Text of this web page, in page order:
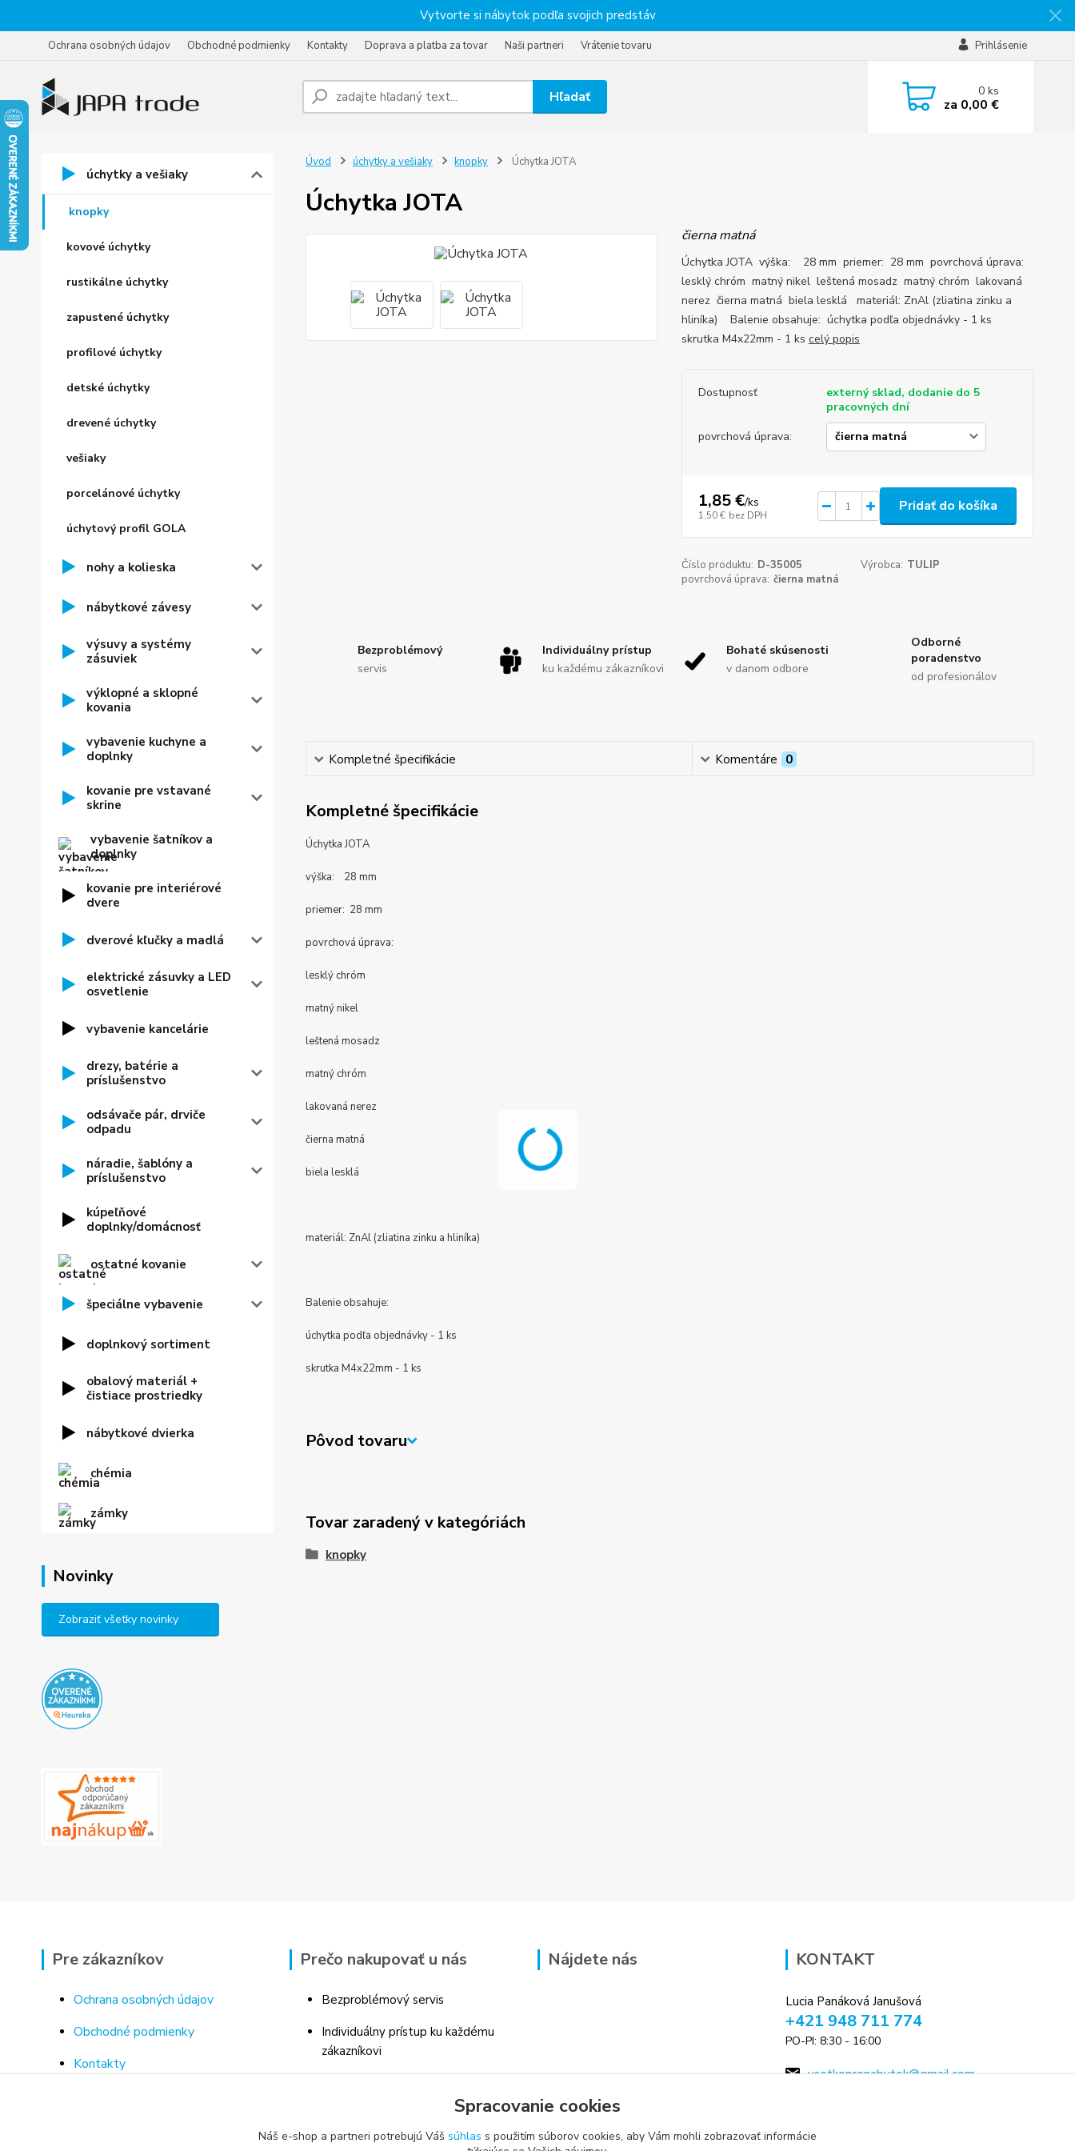
Vytvorte si nábytok podľa svojich predstáv
Ochrana osobných údajov Obchodné podmienky Kontakty Doprava a platba za tovar Naši partneri Vrátenie tovaru Prihlásenie
Hľadať 0ks
za 0,00 €
úchytky a vešiaky
knopky
kovové úchytky
rustikálne úchytky
zapustené úchytky
profilové úchytky
detské úchytky
drevené úchytky
vešiaky
porcelánové úchytky
úchytový profil GOLA
nohy a kolieska
nábytkové závesy
výsuvy a systémy
zásuviek
výklopné a sklopné
kovania
vybavenie kuchyne a
doplnky
kovanie pre vstavané
skrine
vybavenie šatníkov a
doplnky
kovanie pre interiérové
dvere
dverové kľučky a madlá
elektrické zásuvky a LED
osvetlenie
vybavenie kancelárie
drezy, batérie a
príslušenstvo
odsávače pár, drviče
odpadu
náradie, šablóny a
príslušenstvo
kúpeľňové
doplnky/domácnosť
ostatné kovanie
špeciálne vybavenie
doplnkový sortiment
obalový materiál +
čistiace prostriedky
nábytkové dvierka
chémia
zámky
Novinky
Zobraziť všetky novinky
Úvod úchytky a vešiaky knopky Úchytka JOTA
Úchytka JOTA
čierna matná
Úchytka JOTA výška: 28 mm priemer: 28 mm povrchová úprava:
lesklý chróm matný nikel leštená mosadz matný chróm lakovaná
nerez čierna matná biela lesklá materiál: ZnAl (zliatina zinku a
hliníka) Balenie obsahuje: úchytka podľa objednávky - 1 ks
skrutka M4x22mm - 1 ks celý popis
Dostupnosť
externý sklad, dodanie do 5
pracovných dní
povrchová úprava:
1,85 €/ks
1,50 € bez DPH
Pridať do košíka
Číslo produktu: D-35005 Výrobca: TULIP
povrchová úprava: čierna matná
Bezproblémový
servis
Individuálny prístup
ku každému zákazníkovi
Bohaté skúsenosti
v danom odbore
Odborné
poradenstvo
od profesionálov
Kompletné špecifikácie Komentáre 0
Kompletné špecifikácie
Úchytka JOTA
výška: 28 mm
priemer: 28 mm
povrchová úprava:
lesklý chróm
matný nikel
leštená mosadz
matný chróm
lakovaná nerez
čierna matná
biela lesklá
materiál: ZnAl (zliatina zinku a hliníka)
Balenie obsahuje:
úchytka podľa objednávky - 1 ks
skrutka M4x22mm - 1 ks
Pôvod tovaru
Tovar zaradený v kategóriách
knopky
Pre zákazníkov
Ochrana osobných údajov
Obchodné podmienky
Kontakty
Prečo nakupovať u nás
Bezproblémový servis
Individuálny prístup ku každému
zákazníkovi
poradenstvo
Nájdete nás KONTAKT
Lucia Panáková Janušová
+421 948 711 774
PO-PI: 8:30 - 16:00
vsetkoprenabytok@gmail.com
Spracovanie cookies
Náš e-shop a partneri potrebujú Váš súhlas s použitím súborov cookies, aby Vám mohli zobrazovať informácie